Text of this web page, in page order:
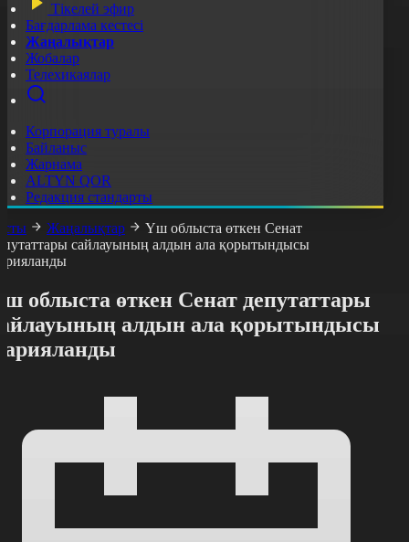
Тікелей эфир
Бағдарлама кестесі
Жаңалықтар
Жобалар
Телехикаялар
Корпорация туралы
Байланыс
Жарнама
ALTYN QOR
Редакция стандарты
Жаңалықтар
Үш облыста өткен Сенат
сайлауының алдын ала қорытындысы
облыста өткен Сенат депутаттары
алдын ала қорытындысы